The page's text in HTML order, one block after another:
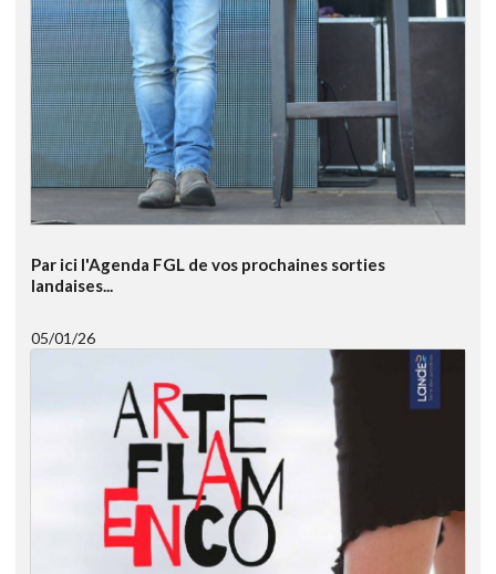
Par ici l'Agenda FGL de vos prochaines sorties
landaises...
05/01/26